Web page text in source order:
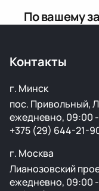
По вашему
Контакты
г. Минск
пос. Привольный,
ежедневно, 09:00 -
+375 (29) 644-21-
г. Москва
Лианозовский
ежедневно, 09:00 -